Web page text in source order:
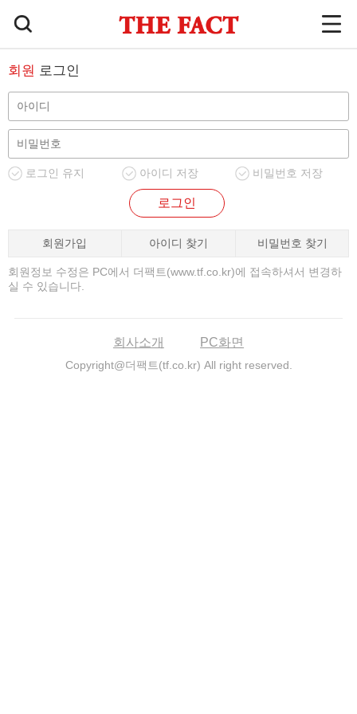
회원 로그인
로그인 유지 아이디 저장 비밀번호 저장
로그인
회원가입 아이디 찾기 비밀번호 찾기
회원정보 수정은 PC에서 더팩트(www.tf.co.kr)에 접속하셔서 변경하
실 수 있습니다.
회사소개 PC화면
Copyright@더팩트(tf.co.kr) All right reserved.